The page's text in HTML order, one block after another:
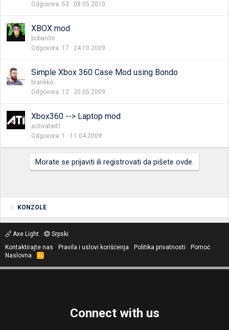
Odgovora 53 08.05.2010.
XBOX mod
boban56
Odgovora 17 24.10.2009.
Simple Xbox 360 Case Mod using Bondo
brankko
Odgovora 12 20.05.2009.
Xbox360 --> Laptop mod
activated1
Odgovora 1 11.04.2009.
Morate se prijaviti ili registrovati da pišete ovde.
KONZOLE
Axe Light
Srpski
Kontaktirajte nas
Pravila i uslovi korišćenja Politika privatnosti
Pomoć
Naslovna
R
S
Connect with us